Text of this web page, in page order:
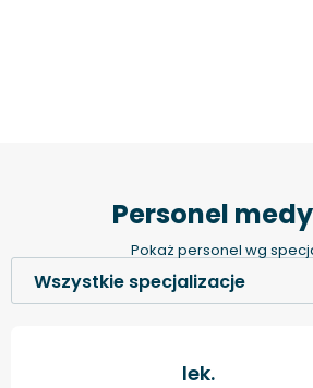
Personel
Pokaż personel wg
lek.